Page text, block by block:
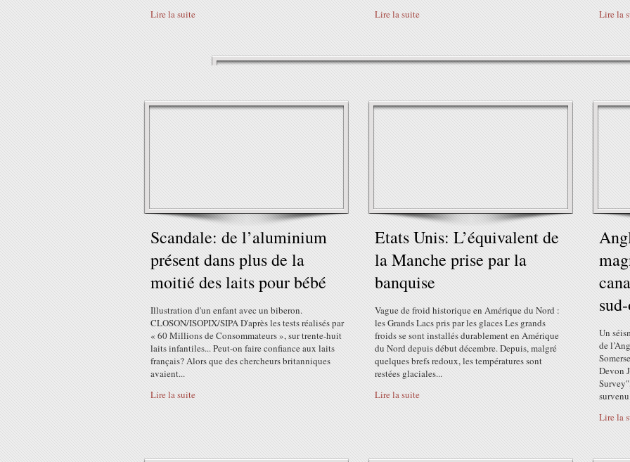
Lire la suite
Lire la suite
Lire la
Scandale: de l’aluminium
présent dans plus de la
moitié des laits pour bébé
Illustration d'un enfant avec un biberon.
CLOSON/ISOPIX/SIPA D'après les tests réalisés par
« 60 Millions de Consommateurs », sur trente-huit
laits infantiles... Peut-on faire confiance aux laits
français? Alors que des chercheurs britanniques
avaient...
Lire la suite
Etats Unis: L’équivalent de
la Manche prise par la
banquise
Vague de froid historique en Amérique du Nord :
les Grands Lacs pris par les glaces Les grands
froids se sont installés durablement en Amérique
du Nord depuis début décembre. Depuis, malgré
quelques brefs redoux, les températures sont
restées glaciales...
Lire la suite
Un
de
Devon
Lire la